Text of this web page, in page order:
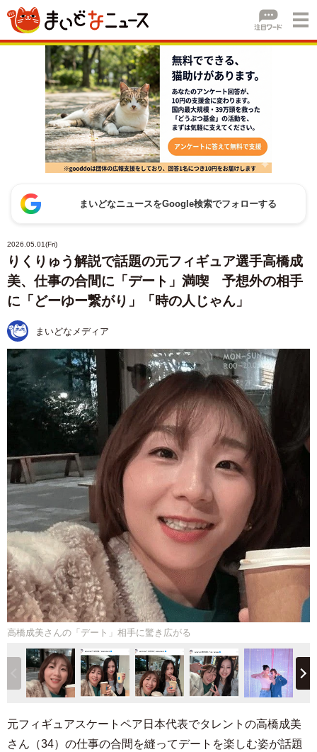
まいどなニュースをGoogle検索でフォローする
2026.05.01(Fri)
りくりゅう解説で話題の元フィギュア選手高橋成
美、仕事の合間に「デート」満喫 予想外の相手
に「どーゆー繋がり」「時の人じゃん」
まいどなメディア
高橋成美さんの「デート」相手に驚き広がる
元フィギュアスケートペア日本代表でタレントの高橋成美
さん（34）の仕事の合間を縫ってデートを楽しむ姿が話題